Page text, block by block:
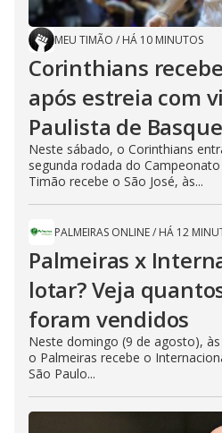
MEU TIMÃO / HÁ 10 MINUTOS
Corinthians recebe
após estreia com
Paulista de
Neste sábado, o Corinthians
segunda rodada do
Timão recebe o São José, às...
PALMEIRAS ONLINE/ HÁ 12
Palmeiras x
lotar? Veja
foram vendidos
Neste domingo (9 de agosto),
o Palmeiras recebe o
São Paulo...